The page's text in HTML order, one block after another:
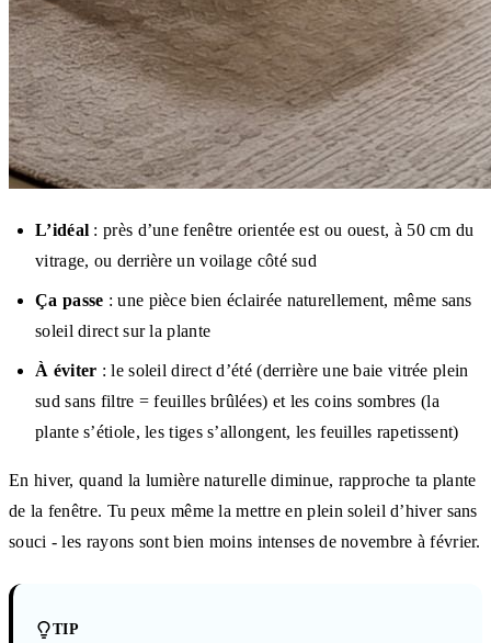
L’idéal : près d’une fenêtre orientée est ou ouest, à 50 cm du
vitrage, ou derrière un voilage côté sud
Ça passe : une pièce bien éclairée naturellement, même sans
soleil direct sur la plante
À éviter : le soleil direct d’été (derrière une baie vitrée plein
sud sans filtre = feuilles brûlées) et les coins sombres (la
plante s’étiole, les tiges s’allongent, les feuilles rapetissent)
En hiver, quand la lumière naturelle diminue, rapproche ta plante
de la fenêtre. Tu peux même la mettre en plein soleil d’hiver sans
souci - les rayons sont bien moins intenses de novembre à février.
TIP